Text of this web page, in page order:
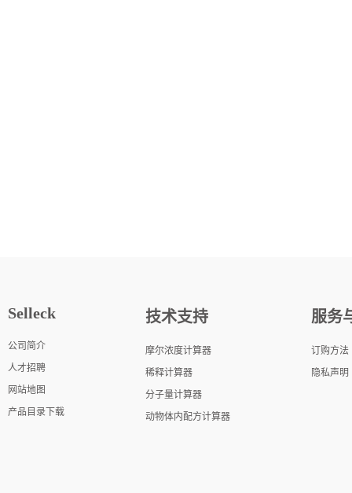
Selleck
公司简介
人才招聘
网站地图
产品目录下载
技术支持
摩尔浓度计算器
稀释计算器
分子量计算器
动物体内配方计算器
服务
订购方法
隐私声明